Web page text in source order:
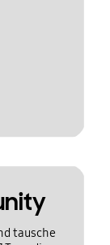
tausche